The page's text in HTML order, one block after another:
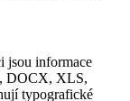
jsou informace
DOCX, XLS,
typografické